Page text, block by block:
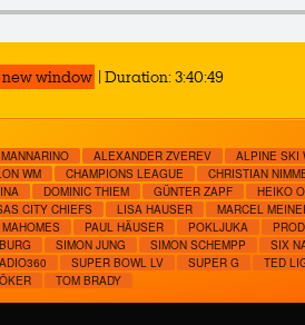
window | Duration: 3:40:49
ALEXANDER ZVEREV
ALPINE SKI
WM CHAMPIONS LEAGUE
CHRISTIAN
DOMINIC THIEM GÜNTER ZAPF
HEIKO
CITY CHIEFS LISA HAUSER
MARCEL
MAHOMES PAUL HÄUSER POKLJUKA
SIMON JUNG SIMON SCHEMPP
SIX
SUPER BOWL LV SUPER G
TED
TOM BRADY